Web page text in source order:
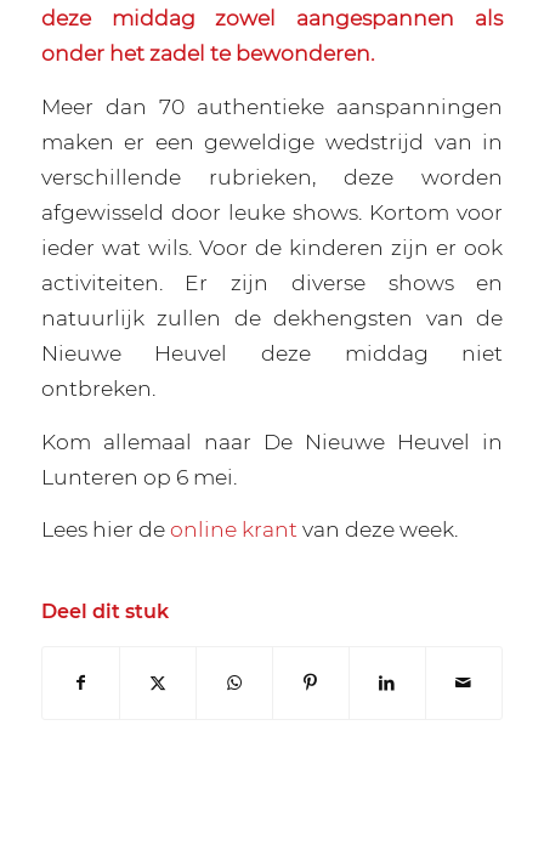
deze middag zowel aangespannen als
onder het zadel te bewonderen.
Meer dan 70 authentieke aanspanningen
maken er een geweldige wedstrijd van in
verschillende rubrieken, deze worden
afgewisseld door leuke shows. Kortom voor
ieder wat wils. Voor de kinderen zijn er ook
activiteiten. Er zijn diverse shows en
natuurlijk zullen de dekhengsten van de
Nieuwe Heuvel deze middag niet
ontbreken.
Kom allemaal naar De Nieuwe Heuvel in
Lunteren op 6 mei.
Lees hier deonline krant van deze week.
Deel dit stuk